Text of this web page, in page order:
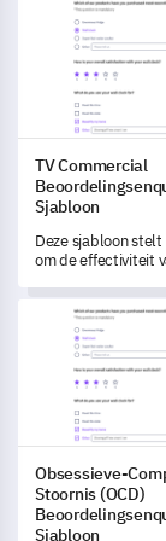
verzamelen van
proefdeelnemers,
goed geïnformeerd
en de protocollen
begrijpen.
TV Commercial
TV Commercial
Sjabloon
Deze sjabloon stelt
om de effectiviteit
meten.
Obsessieve-
Obsessieve-
Stoornis (OCD)
Sjabloon